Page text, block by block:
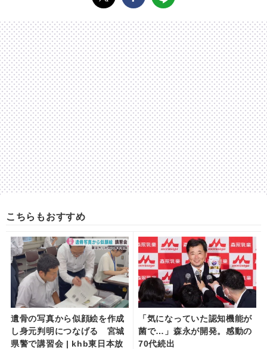
こちらもおすすめ
遺骨の写真から似顔絵を作成
し身元判明につなげる 宮城
県警で講習会 | khb東日本放
「気になっていた認知機能が
菌で…」森永が開発。感動の
70代続出